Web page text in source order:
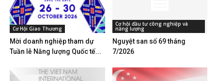
Cơ Hội Giao Thương
Mời doanh nghiệp tham dự
Tuần lễ Năng lượng Quốc tế...
Cơ hội đầu tư công nghiệp và
năng lượng
Nguyệt san số 69 tháng
7/2026